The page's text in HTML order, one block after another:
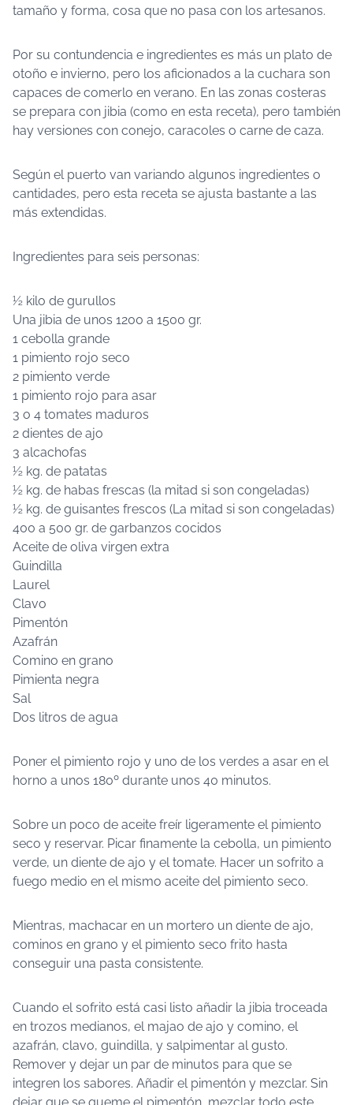
tamaño y forma, cosa que no pasa con los artesanos.
Por su contundencia e ingredientes es más un plato de
otoño e invierno, pero los aficionados a la cuchara son
capaces de comerlo en verano. En las zonas costeras
se prepara con jibia (como en esta receta), pero también
hay versiones con conejo, caracoles o carne de caza.
Según el puerto van variando algunos ingredientes o
cantidades, pero esta receta se ajusta bastante a las
más extendidas.
Ingredientes para seis personas:
½ kilo de gurullos
Una jibia de unos 1200 a 1500 gr.
1 cebolla grande
1 pimiento rojo seco
2 pimiento verde
1 pimiento rojo para asar
3 o 4 tomates maduros
2 dientes de ajo
3 alcachofas
½ kg. de patatas
½ kg. de habas frescas (la mitad si son congeladas)
½ kg. de guisantes frescos (La mitad si son congeladas)
400 a 500 gr. de garbanzos cocidos
Aceite de oliva virgen extra
Guindilla
Laurel
Clavo
Pimentón
Azafrán
Comino en grano
Pimienta negra
Sal
Dos litros de agua
Poner el pimiento rojo y uno de los verdes a asar en el
horno a unos 180º durante unos 40 minutos.
Sobre un poco de aceite freír ligeramente el pimiento
seco y reservar. Picar finamente la cebolla, un pimiento
verde, un diente de ajo y el tomate. Hacer un sofrito a
fuego medio en el mismo aceite del pimiento seco.
Mientras, machacar en un mortero un diente de ajo,
cominos en grano y el pimiento seco frito hasta
conseguir una pasta consistente.
Cuando el sofrito está casi listo añadir la jibia troceada
en trozos medianos, el majao de ajo y comino, el
azafrán, clavo, guindilla, y salpimentar al gusto.
Remover y dejar un par de minutos para que se
integren los sabores. Añadir el pimentón y mezclar. Sin